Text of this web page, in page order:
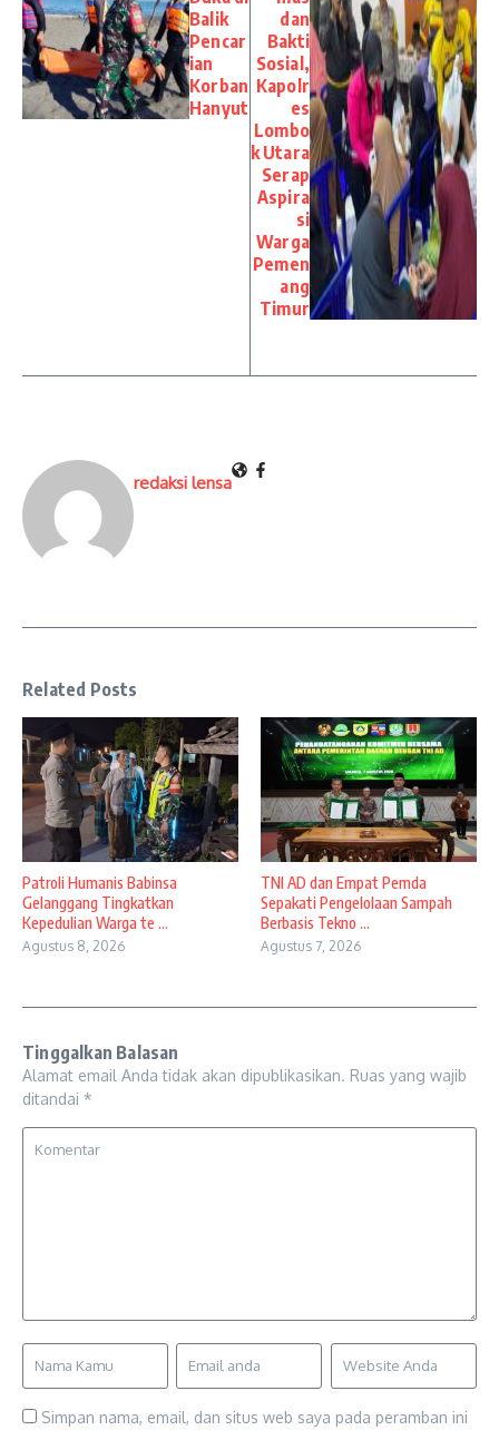
Balik
Pencar
ian
Korban
Hanyut
dan
Bakti
Sosial,
Kapolr
es
Lombo
k Utara
Serap
Aspira
si
Warga
Pemen
ang
Timur
redaksi lensa
Related Posts
Patroli Humanis Babinsa
Gelanggang Tingkatkan
Kepedulian Warga te ...
Agustus 8, 2026
TNI AD dan Empat Pemda
Sepakati Pengelolaan Sampah
Berbasis Tekno ...
Agustus 7, 2026
Tinggalkan Balasan
Alamat email Anda tidak akan dipublikasikan. Ruas yang wajib
ditandai *
Simpan nama, email, dan situs web saya pada peramban ini